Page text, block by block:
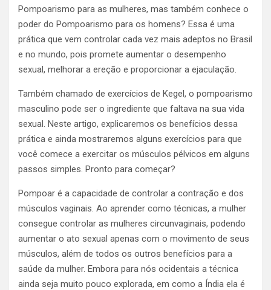
Pompoarismo para as mulheres, mas também conhece o
poder do Pompoarismo para os homens? Essa é uma
prática que vem controlar cada vez mais adeptos no Brasil
e no mundo, pois promete aumentar o desempenho
sexual, melhorar a ereção e proporcionar a ejaculação.
Também chamado de exercícios de Kegel, o pompoarismo
masculino pode ser o ingrediente que faltava na sua vida
sexual. Neste artigo, explicaremos os benefícios dessa
prática e ainda mostraremos alguns exercícios para que
você comece a exercitar os músculos pélvicos em alguns
passos simples. Pronto para começar?
Pompoar é a capacidade de controlar a contração e dos
músculos vaginais. Ao aprender como técnicas, a mulher
consegue controlar as mulheres circunvaginais, podendo
aumentar o ato sexual apenas com o movimento de seus
músculos, além de todos os outros benefícios para a
saúde da mulher. Embora para nós ocidentais a técnica
ainda seja muito pouco explorada, em como a Índia ela é